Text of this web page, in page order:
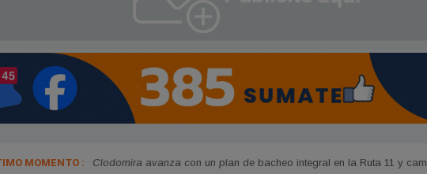
MOMENTO : Clodomira avanza con un plan de bacheo integral en la Ruta 11 y